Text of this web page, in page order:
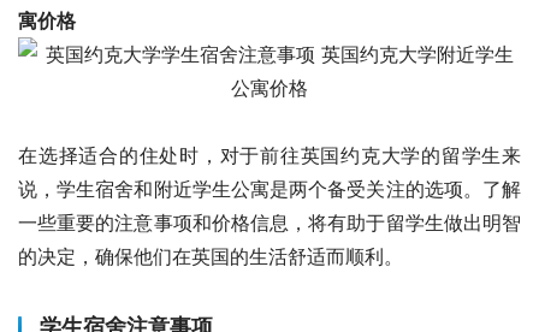
寓价格
在选择适合的住处时，对于前往英国约克大学的留学生来
说，学生宿舍和附近学生公寓是两个备受关注的选项。了解
一些重要的注意事项和价格信息，将有助于留学生做出明智
的决定，确保他们在英国的生活舒适而顺利。
学生宿舍注意事项